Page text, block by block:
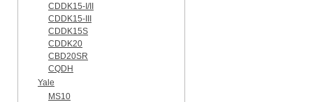
CDDK15-I/II
CDDK15-III
CDDK15S
CDDK20
CBD20SR
CQDH
Yale
MS10